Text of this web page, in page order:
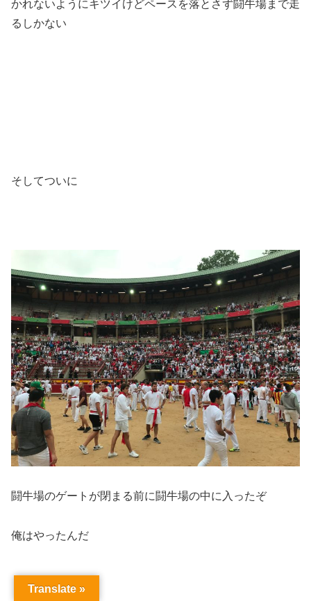
かれないようにキツイけどペースを落とさず闘牛場まで走
るしかない
そしてついに
闘牛場のゲートが閉まる前に闘牛場の中に入ったぞ
俺はやったんだ
Translate »